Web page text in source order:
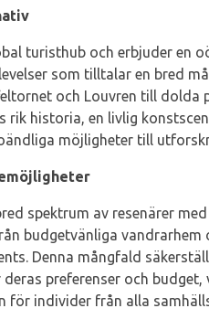
turisthub och erbjuder en
som tilltalar en bred
och Louvren till dolda
rik historia, en livlig
möjligheter till
spektrum av resenärer
budgetvänliga
Denna mångfald
preferenser och budget,
för individer från alla